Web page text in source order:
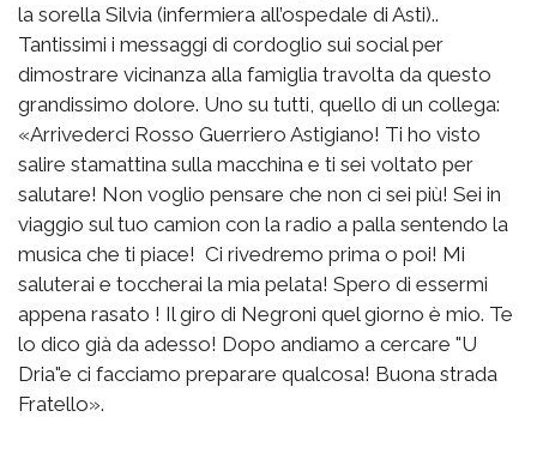
la sorella Silvia (infermiera all’ospedale di Asti)..
Tantissimi i messaggi di cordoglio sui social per
dimostrare vicinanza alla famiglia travolta da questo
grandissimo dolore. Uno su tutti, quello di un collega:
«Arrivederci Rosso Guerriero Astigiano! Ti ho visto
salire stamattina sulla macchina e ti sei voltato per
salutare! Non voglio pensare che non ci sei più! Sei in
viaggio sul tuo camion con la radio a palla sentendo la
musica che ti piace! Ci rivedremo prima o poi! Mi
saluterai e toccherai la mia pelata! Spero di essermi
appena rasato ! Il giro di Negroni quel giorno è mio. Te
lo dico già da adesso! Dopo andiamo a cercare "U
Dria"e ci facciamo preparare qualcosa! Buona strada
Fratello».